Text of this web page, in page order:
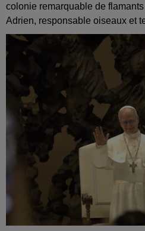
colonie remarquable de
Adrien, responsable oiseaux et